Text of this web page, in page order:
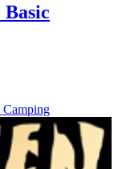
Camping